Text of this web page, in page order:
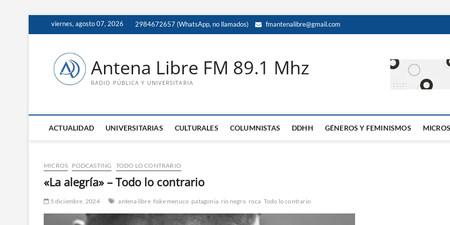
viernes, agosto 07, 2026 2984672657 (WhatsApp, no llamados) fmantenalibre@gmail.com
Antena Libre FM 89.1 Mhz
RADIO PÚBLICA Y UNIVERSITARIA
ACTUALIDAD UNIVERSITARIAS CULTURALES COLUMNISTAS DDHH GÉNEROS Y FEMINISMOS MICROS
MICROS PODCASTING TODO LO CONTRARIO
«La alegría» – Todo lo contrario
5 diciembre, 2024 antena libre fiske menuco patagonia rio negro roca Todo lo contrario